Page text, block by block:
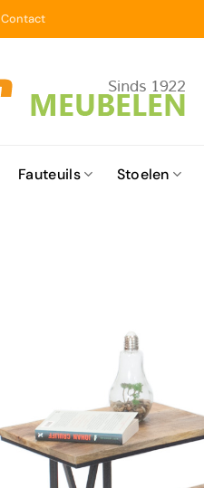
Contact
Fauteuils Stoelen